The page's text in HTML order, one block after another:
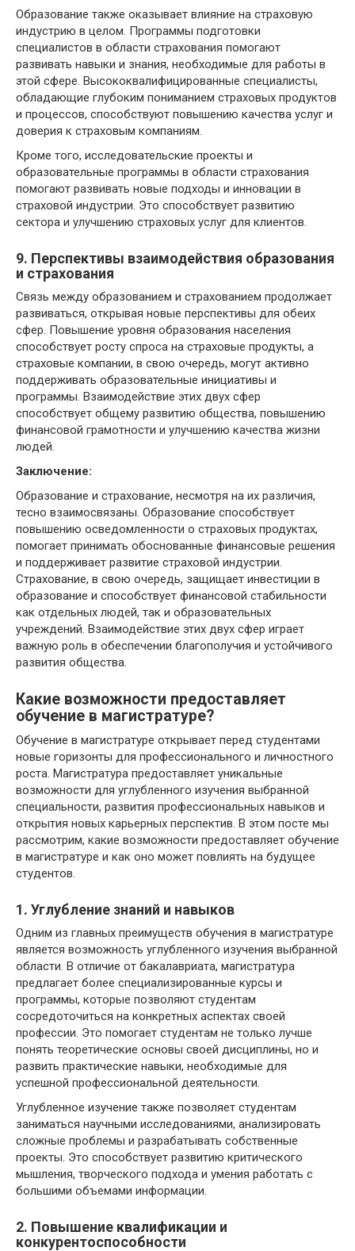
Образование также оказывает влияние на страховую
индустрию в целом. Программы подготовки
специалистов в области страхования помогают
развивать навыки и знания, необходимые для работы в
этой сфере. Высококвалифицированные специалисты,
обладающие глубоким пониманием страховых продуктов
и процессов, способствуют повышению качества услуг и
доверия к страховым компаниям.
Кроме того, исследовательские проекты и
образовательные программы в области страхования
помогают развивать новые подходы и инновации в
страховой индустрии. Это способствует развитию
сектора и улучшению страховых услуг для клиентов.
9. Перспективы взаимодействия образования
и страхования
Связь между образованием и страхованием продолжает
развиваться, открывая новые перспективы для обеих
сфер. Повышение уровня образования населения
способствует росту спроса на страховые продукты, а
страховые компании, в свою очередь, могут активно
поддерживать образовательные инициативы и
программы. Взаимодействие этих двух сфер
способствует общему развитию общества, повышению
финансовой грамотности и улучшению качества жизни
людей.
Заключение:
Образование и страхование, несмотря на их различия,
тесно взаимосвязаны. Образование способствует
повышению осведомленности о страховых продуктах,
помогает принимать обоснованные финансовые решения
и поддерживает развитие страховой индустрии.
Страхование, в свою очередь, защищает инвестиции в
образование и способствует финансовой стабильности
как отдельных людей, так и образовательных
учреждений. Взаимодействие этих двух сфер играет
важную роль в обеспечении благополучия и устойчивого
развития общества.
Какие возможности предоставляет
обучение в магистратуре?
Обучение в магистратуре открывает перед студентами
новые горизонты для профессионального и личностного
роста. Магистратура предоставляет уникальные
возможности для углубленного изучения выбранной
специальности, развития профессиональных навыков и
открытия новых карьерных перспектив. В этом посте мы
рассмотрим, какие возможности предоставляет обучение
в магистратуре и как оно может повлиять на будущее
студентов.
1. Углубление знаний и навыков
Одним из главных преимуществ обучения в магистратуре
является возможность углубленного изучения выбранной
области. В отличие от бакалавриата, магистратура
предлагает более специализированные курсы и
программы, которые позволяют студентам
сосредоточиться на конкретных аспектах своей
профессии. Это помогает студентам не только лучше
понять теоретические основы своей дисциплины, но и
развить практические навыки, необходимые для
успешной профессиональной деятельности.
Углубленное изучение также позволяет студентам
заниматься научными исследованиями, анализировать
сложные проблемы и разрабатывать собственные
проекты. Это способствует развитию критического
мышления, творческого подхода и умения работать с
большими объемами информации.
2. Повышение квалификации и
конкурентоспособности